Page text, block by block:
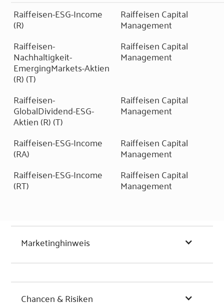
Raiffeisen-ESG-Income
(R)
Raiffeisen Capital
Management
Raiffeisen-
Nachhaltigkeit-
EmergingMarkets-Aktien
(R) (T)
Raiffeisen Capital
Management
Raiffeisen-
GlobalDividend-ESG-
Aktien (R) (T)
Raiffeisen Capital
Management
Raiffeisen-ESG-Income
(RA)
Raiffeisen Capital
Management
Raiffeisen-ESG-Income
(RT)
Raiffeisen Capital
Management
Marketinghinweis
Chancen & Risiken